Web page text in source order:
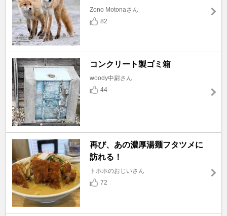
Zono Motonaさん
82
コンクリート製ゴミ箱
woody中尉さん
44
再び、あの濃厚湯麺フタツメに
訪れる！
トホホのおじいさん
72